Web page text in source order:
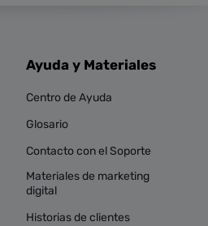
Ayuda y Materiales
Centro de Ayuda
Glosario
Contacto con el Soporte
Materiales de marketing
digital
Historias de clientes